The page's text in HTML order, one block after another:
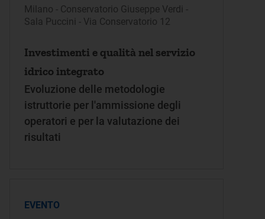
Milano - Conservatorio Giuseppe Verdi -
Sala Puccini - Via Conservatorio 12
Investimenti e qualità nel servizio
idrico integrato
Evoluzione delle metodologie
istruttorie per l'ammissione degli
operatori e per la valutazione dei
risultati
EVENTO